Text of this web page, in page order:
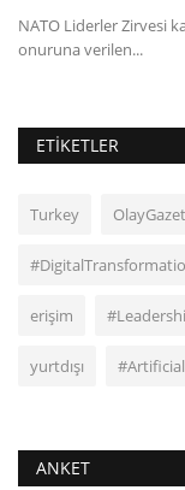
modellerini daha
ETIKETLER
Turkey
erişim
yurtdışı
ANKET